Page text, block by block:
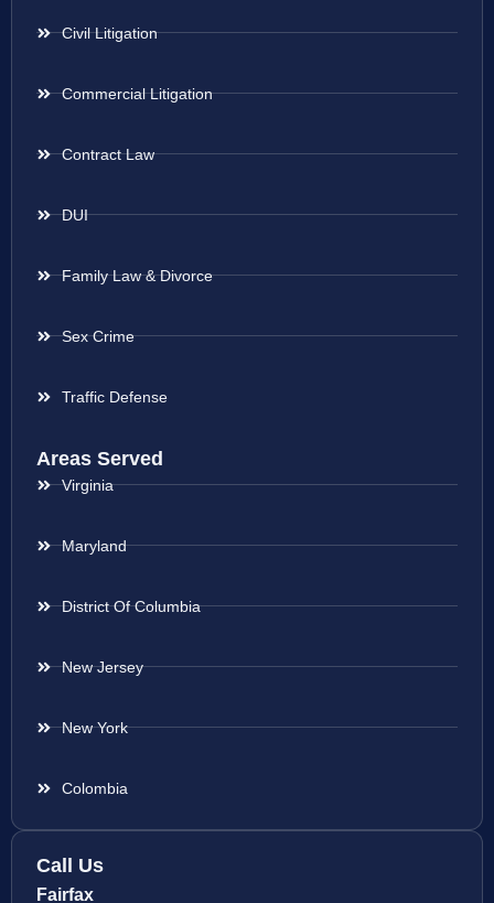
Civil Litigation
Commercial Litigation
Contract Law
DUI
Family Law & Divorce
Sex Crime
Traffic Defense
Areas Served
Virginia
Maryland
District Of Columbia
New Jersey
New York
Colombia
Call Us
Fairfax